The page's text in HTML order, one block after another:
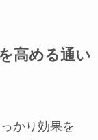
高める通い
かり効果を